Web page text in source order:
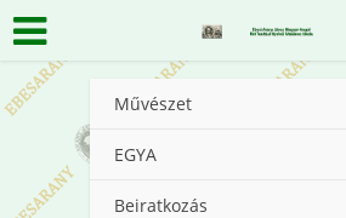
Művészet
EGYA
Beiratkozás